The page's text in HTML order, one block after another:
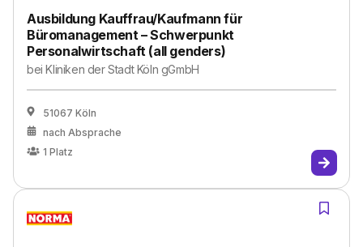
Ausbildung Kauffrau/Kaufmann für
Büromanagement – Schwerpunkt
Personalwirtschaft (all genders)
beiKliniken der Stadt Köln gGmbH
51067 Köln
nach Absprache
1 Platz